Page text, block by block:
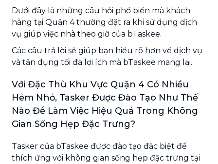
Dưới đây là những câu hỏi phổ biến mà khách
hàng tại Quận 4 thường đặt ra khi sử dụng dịch
vụ giúp việc nhà theo giờ của bTaskee.
Các câu trả lời sẽ giúp bạn hiểu rõ hơn về dịch vụ
và tận dụng tối đa lợi ích mà bTaskee mang lại.
Với Đặc Thù Khu Vực Quận 4 Có Nhiều
Hẻm Nhỏ, Tasker Được Đào Tạo Như Thế
Nào Để Làm Việc Hiệu Quả Trong Không
Gian Sống Hẹp Đặc Trưng?
Tasker của bTaskee được đào tạo đặc biệt để
thích ứng với không gian sống hẹp đặc trưng tại